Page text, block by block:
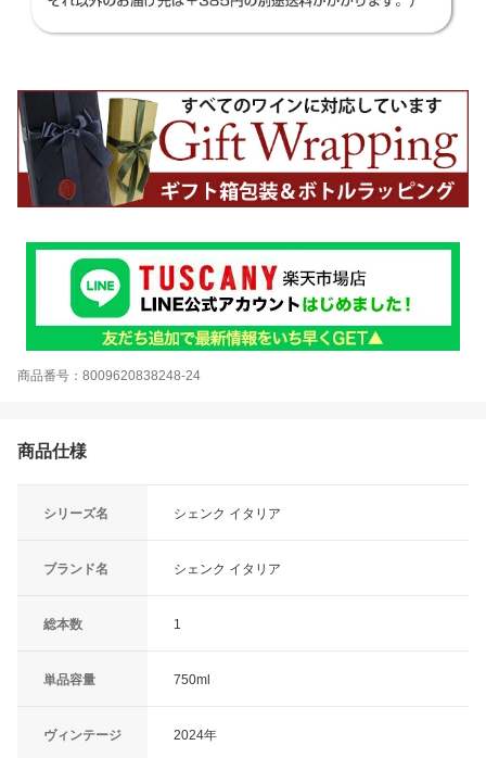
商品番号：8009620838248-24
商品仕様
シリーズ名 シェンク イタリア
ブランド名 シェンク イタリア
総本数 1
単品容量 750ml
ヴィンテージ 2024年